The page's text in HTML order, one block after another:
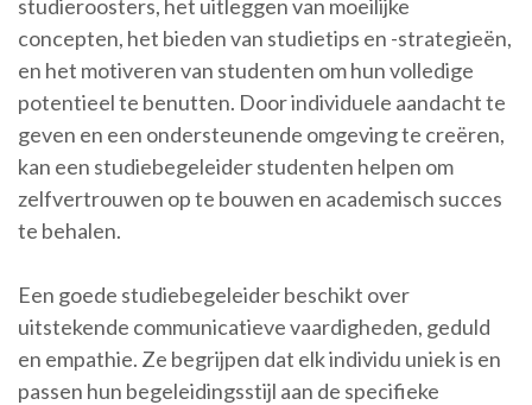
studieroosters, het uitleggen van moeilijke
concepten, het bieden van studietips en -strategieën,
en het motiveren van studenten om hun volledige
potentieel te benutten. Door individuele aandacht te
geven en een ondersteunende omgeving te creëren,
kan een studiebegeleider studenten helpen om
zelfvertrouwen op te bouwen en academisch succes
te behalen.
Een goede studiebegeleider beschikt over
uitstekende communicatieve vaardigheden, geduld
en empathie. Ze begrijpen dat elk individu uniek is en
passen hun begeleidingsstijl aan de specifieke